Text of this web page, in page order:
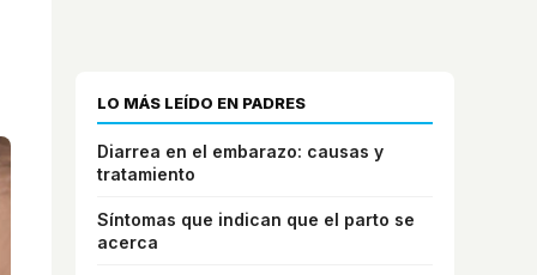
LO MÁS LEÍDO EN PADRES
Diarrea en el embarazo: causas y
tratamiento
Síntomas que indican que el parto se
acerca